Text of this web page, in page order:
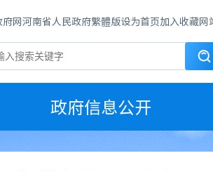
府网河南省人民政府繁體版设为首页加入收藏网
政府信息公开